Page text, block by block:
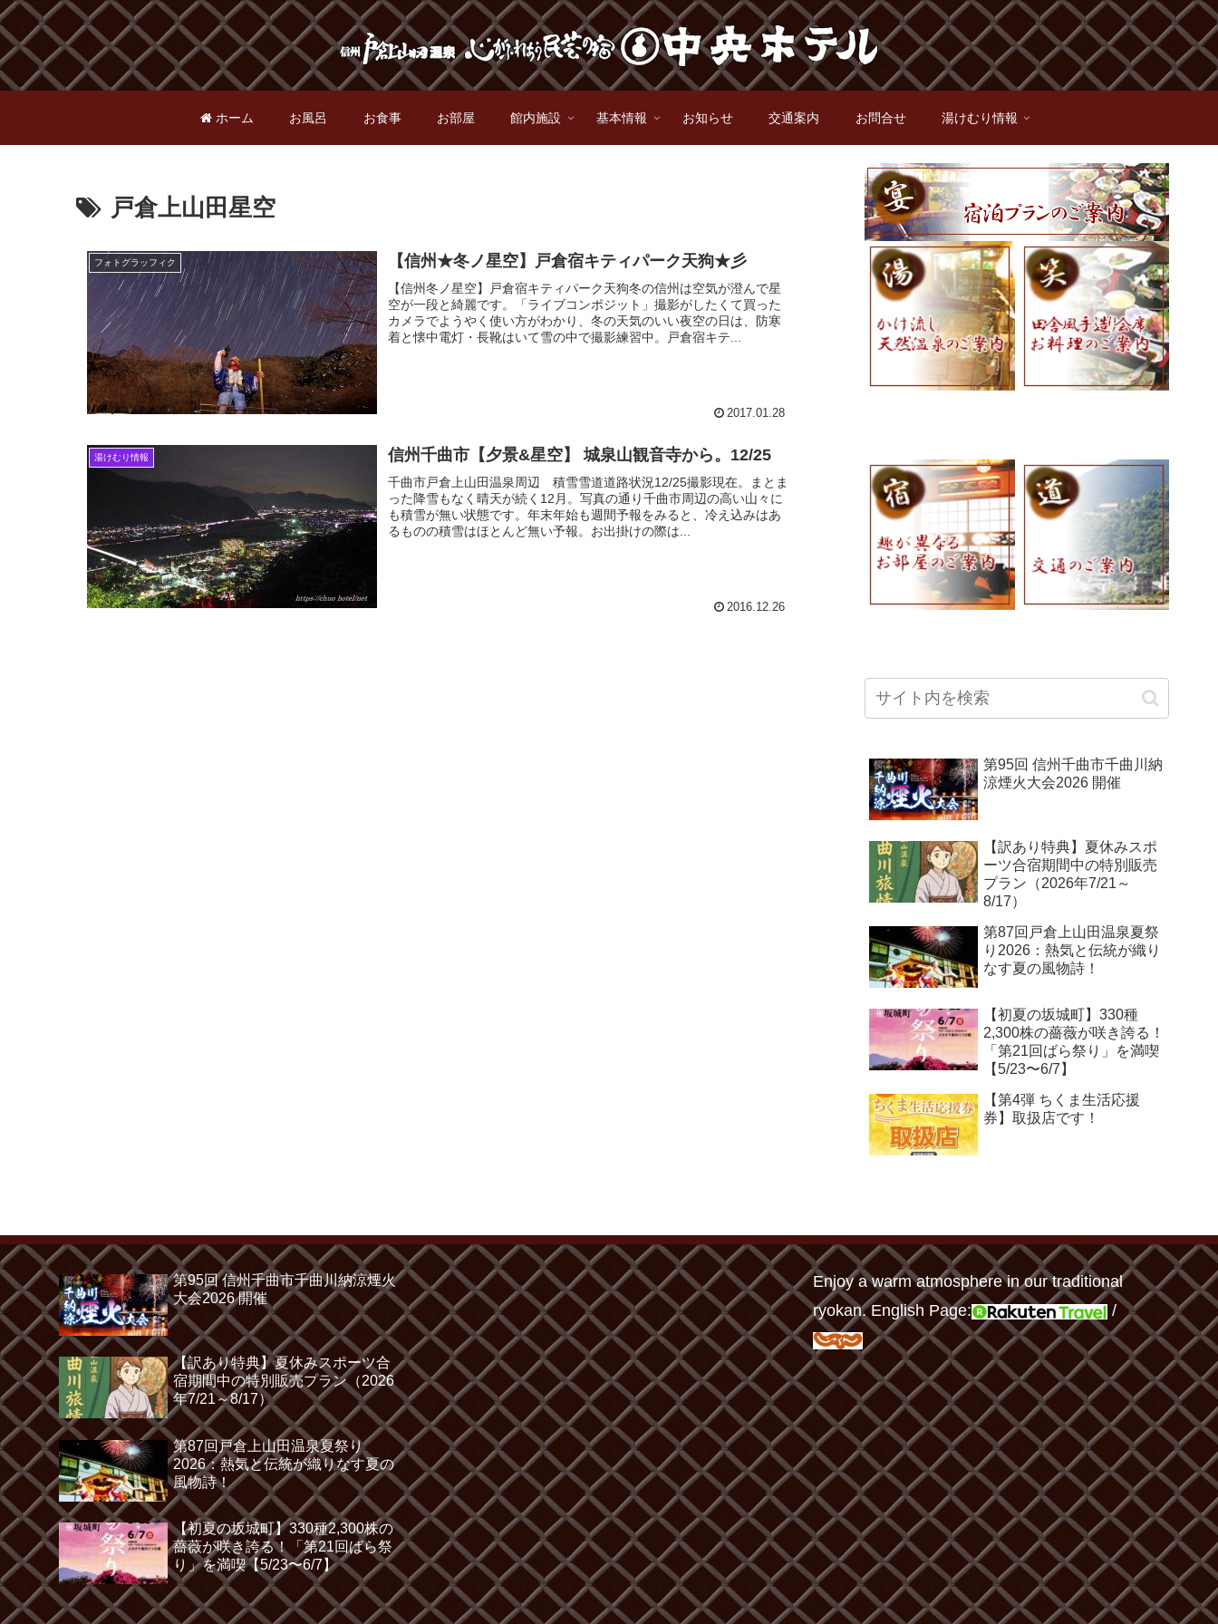
ホーム お風呂 お食事 お部屋 館内施設 基本情報 お知らせ 交通案内 お問合せ 湯けむり情報
戸倉上山田星空
フォトグラッフィク 【信州★冬ノ星空】戸倉宿キティパーク天狗★彡
【信州冬ノ星空】戸倉宿キティパーク天狗冬の信州は空気が澄んで星
空が一段と綺麗です。「ライブコンポジット」撮影がしたくて買った
カメラでようやく使い方がわかり、冬の天気のいい夜空の日は、防寒
着と懐中電灯・長靴はいて雪の中で撮影練習中。戸倉宿キテ...
2017.01.28
湯けむり情報 信州千曲市【夕景&星空】 城泉山観音寺から。12/25
千曲市戸倉上山田温泉周辺 積雪雪道道路状況12/25撮影現在。まとま
った降雪もなく晴天が続く12月。写真の通り千曲市周辺の高い山々に
も積雪が無い状態です。年末年始も週間予報をみると、冷え込みはあ
るものの積雪はほとんど無い予報。お出掛けの際は...
2016.12.26
第95回 信州千曲市千曲川納
涼煙火大会2026 開催
【訳あり特典】夏休みスポ
ーツ合宿期間中の特別販売
プラン（2026年7/21～
8/17）
第87回戸倉上山田温泉夏祭
り2026：熱気と伝統が織り
なす夏の風物詩！
【初夏の坂城町】330種
2,300株の薔薇が咲き誇る！
「第21回ばら祭り」を満喫
【5/23〜6/7】
【第4弾 ちくま生活応援
券】取扱店です！
第95回 信州千曲市千曲川納涼煙火
大会2026 開催
【訳あり特典】夏休みスポーツ合
宿期間中の特別販売プラン（2026
年7/21～8/17）
第87回戸倉上山田温泉夏祭り
2026：熱気と伝統が織りなす夏の
風物詩！
【初夏の坂城町】330種2,300株の
薔薇が咲き誇る！「第21回ばら祭
り」を満喫【5/23〜6/7】
Enjoy a warm atmosphere in our traditional
ryokan. English Page:
/